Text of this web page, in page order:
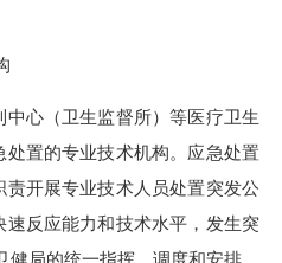
心（卫生监督所）等医疗卫生
置的专业技术机构。应急处置
开展专业技术人员处置突发公
反应能力和技术水平，发生突
健局的统一指挥、调度和安排，